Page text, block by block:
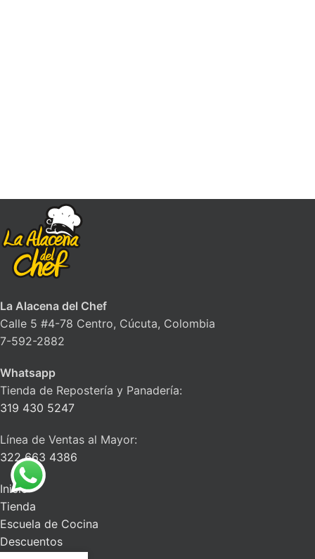
La Alacena del Chef
Calle 5 #4-78 Centro, Cúcuta, Colombia
7-592-2882
Whatsapp
Tienda de Repostería y Panadería:
319 430 5247
Línea de Ventas al Mayor:
322 663 4386
Inicio
Tienda
Escuela de Cocina
Descuentos